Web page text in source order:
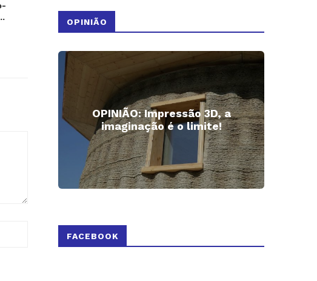
livro...
20 setembro, 2019 9 setembro, 2019
OPINIÃO
OPINIÃO: Impressão 3D, a
imaginação é o limite!
FACEBOOK